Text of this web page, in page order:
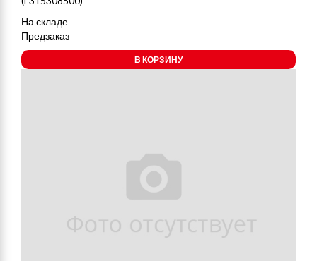
На складе
Предзаказ
В КОРЗИНУ